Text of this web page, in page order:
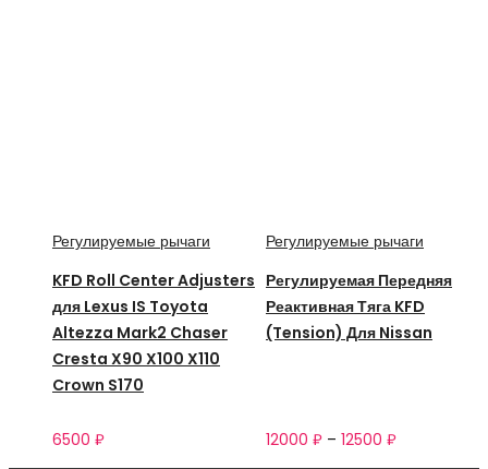
Регулируемые рычаги
KFD Roll Center Adjusters
для Lexus IS Toyota
Altezza Mark2 Chaser
Cresta X90 X100 X110
Crown S170
6500 ₽
Регулируемые рычаги
Регулируемая Передняя
Реактивная Тяга KFD
(Tension) Для Nissan
12000 ₽ – 12500 ₽